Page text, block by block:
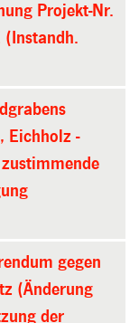
Projekt-Nr.
(Instandh.
Eichholz -
gegen
(Änderung
der